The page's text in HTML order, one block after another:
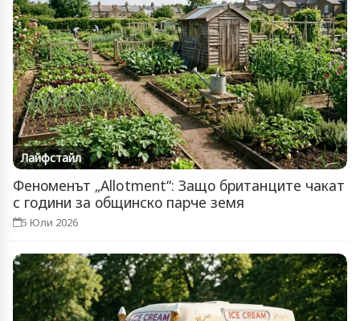
Лайфстайл
Феноменът „Allotment“: Защо британците чакат
с години за общинско парче земя
5 Юли 2026